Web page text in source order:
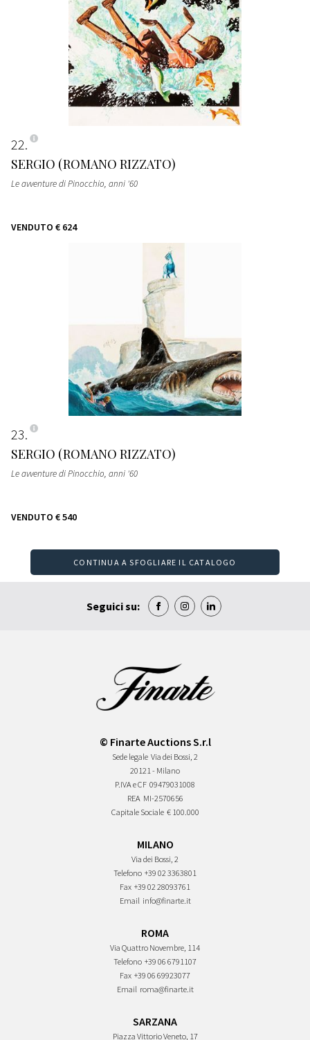
22
SERGIO (ROMANO RIZZATO)
Le avventure di Pinocchio, anni '60
VENDUTO € 624
23
SERGIO (ROMANO RIZZATO)
Le avventure di Pinocchio, anni '60
VENDUTO € 540
CONTINUA A SFOGLIARE IL CATALOGO
Seguici su:
© Finarte Auctions S.r.l
Sede legale Via dei Bossi, 2
20121 - Milano
P.IVA e CF 09479031008
REA MI-2570656
Capitale Sociale € 100.000
MILANO
Via dei Bossi, 2
Telefono +39 02 3363801
Fax +39 02 28093761
Email info@finarte.it
ROMA
Via Quattro Novembre, 114
Telefono +39 06 6791107
Fax +39 06 69923077
Email roma@finarte.it
SARZANA
Piazza Vittorio Veneto, 17